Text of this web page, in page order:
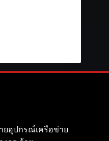
ายอุปกรณ์เครือข่าย